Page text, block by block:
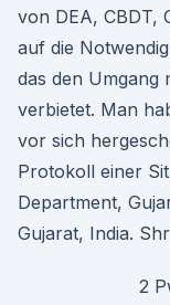
von DEA, CBDT,
auf die
das den Umgang
verbietet. Man
vor sich
Protokoll einer
Department,
Gujarat, India.
2